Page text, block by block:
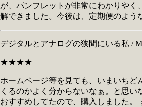
が、パンフレットが非常にわかりやく
解できました。今後は、定期便のよう
デジタルとアナログの狭間にいる私 /
★★★★
ホームページ等を見ても、いまいちど
くるのかよく分からないなぁ。と思い
おすすめしてたので、購入しました。